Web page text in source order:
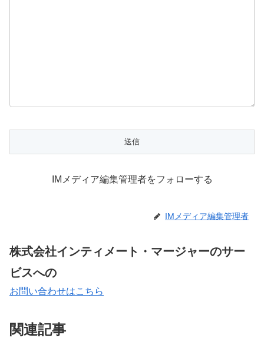
IMメディア編集管理者をフォローする
IMメディア編集管理者
株式会社インティメート・マージャーのサー
ビスへの
お問い合わせはこちら
関連記事